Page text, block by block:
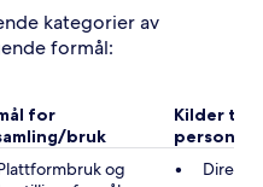
kategorier av
formål:
for
bruk
Kilder til
og